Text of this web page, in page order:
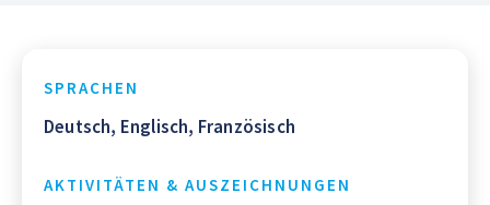
SPRACHEN
Deutsch, Englisch, Französisch
AKTIVITÄTEN & AUSZEICHNUNGEN